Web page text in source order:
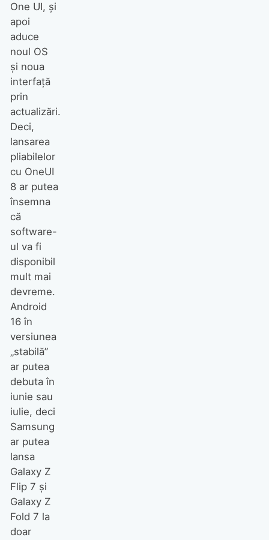
One UI, și
apoi
aduce
noul OS
și noua
interfață
prin
actualizări.
Deci,
lansarea
pliabilelor
cu OneUI
8 ar putea
însemna
că
software-
ul va fi
disponibil
mult mai
devreme.
Android
16 în
versiunea
„stabilă”
ar putea
debuta în
iunie sau
iulie, deci
Samsung
ar putea
lansa
Galaxy Z
Flip 7 și
Galaxy Z
Fold 7 la
doar